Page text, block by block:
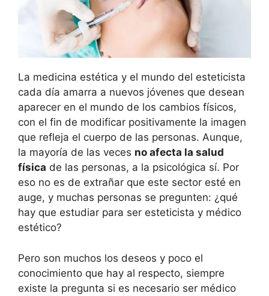
La medicina estética y el mundo del esteticista
cada día amarra a nuevos jóvenes que desean
aparecer en el mundo de los cambios físicos,
con el fin de modificar positivamente la imagen
que refleja el cuerpo de las personas. Aunque,
la mayoría de las veces no afecta la salud
física de las personas, a la psicológica sí. Por
eso no es de extrañar que este sector esté en
auge, y muchas personas se pregunten: ¿qué
hay que estudiar para ser esteticista y médico
estético?
Pero son muchos los deseos y poco el
conocimiento que hay al respecto, siempre
existe la pregunta si es necesario ser médico